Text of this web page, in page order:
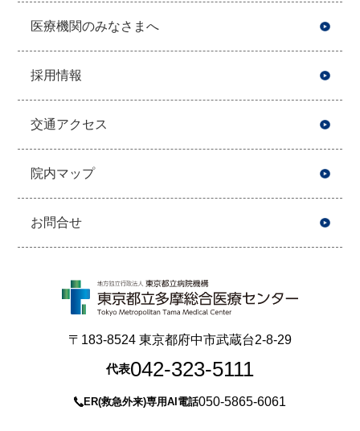
医療機関のみなさまへ
採用情報
交通アクセス
院内マップ
お問合せ
〒183-8524 東京都府中市武蔵台2-8-29
代表042-323-5111
ER(救急外来)専用AI電話050-5865-6061